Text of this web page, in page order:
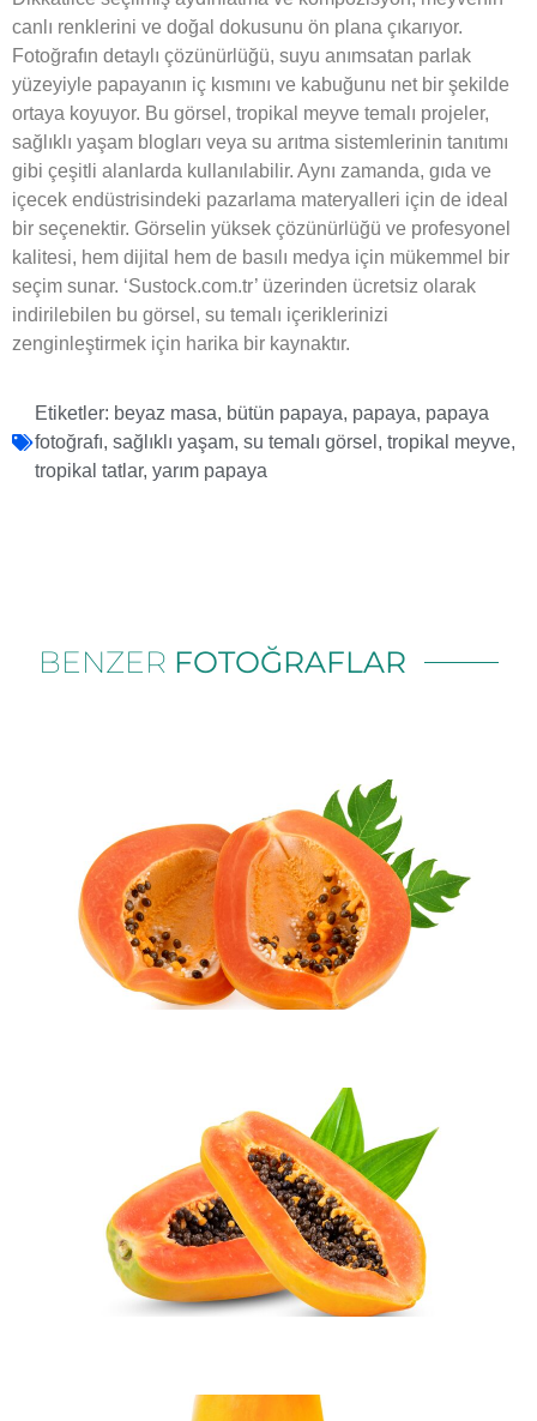
canlı renklerini ve doğal dokusunu ön plana çıkarıyor.
Fotoğrafın detaylı çözünürlüğü, suyu anımsatan parlak
yüzeyiyle papayanın iç kısmını ve kabuğunu net bir şekilde
ortaya koyuyor. Bu görsel, tropikal meyve temalı projeler,
sağlıklı yaşam blogları veya su arıtma sistemlerinin tanıtımı
gibi çeşitli alanlarda kullanılabilir. Aynı zamanda, gıda ve
içecek endüstrisindeki pazarlama materyalleri için de ideal
bir seçenektir. Görselin yüksek çözünürlüğü ve profesyonel
kalitesi, hem dijital hem de basılı medya için mükemmel bir
seçim sunar. ‘Sustock.com.tr’ üzerinden ücretsiz olarak
indirilebilen bu görsel, su temalı içeriklerinizi
zenginleştirmek için harika bir kaynaktır.
Etiketler: beyaz masa, bütün papaya, papaya, papaya
fotoğrafı, sağlıklı yaşam, su temalı görsel , tropikal meyve,
tropikal tatlar, yarım papaya
BENZER FOTOĞRAFLAR